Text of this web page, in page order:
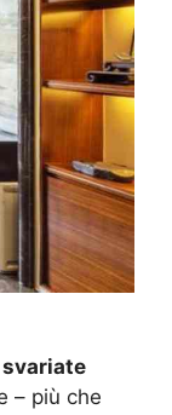
svariate
– più che